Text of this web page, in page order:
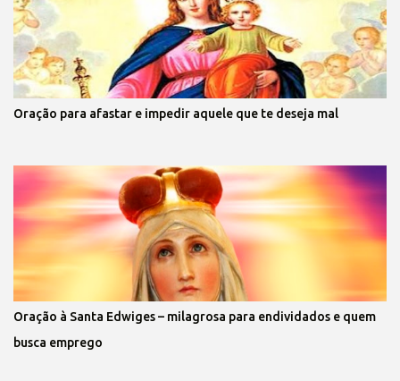
Oração para afastar e impedir aquele que te deseja mal
Oração à Santa Edwiges – milagrosa para endividados e quem
busca emprego